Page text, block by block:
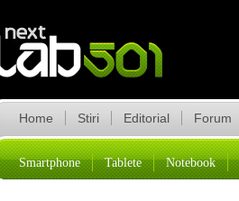
Home Stiri Editorial Forum
Smartphone Tablete Notebook